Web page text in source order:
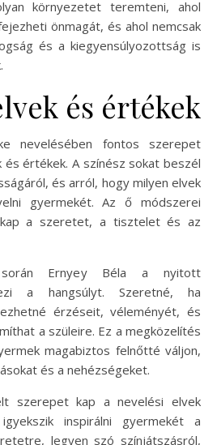
környezetet teremteni, ahol
önmagát, és ahol nemcsak
és a kiegyensúlyozottság is
és értékek
nevelésében fontos szerepet
és értékek. A színész sokat beszél
és arról, hogy milyen elvek
gyermekét. Az ő módszerei
a szeretet, a tisztelet és az
során Ernyey Béla a nyitott
a hangsúlyt. Szeretné, ha
érzéseit, véleményét, és
a szüleire. Ez a megközelítés
magabiztos felnőtté váljon,
és a nehézségeket.
szerepet kap a nevelési elvek
inspirálni gyermekét a
legyen szó színjátszásról,